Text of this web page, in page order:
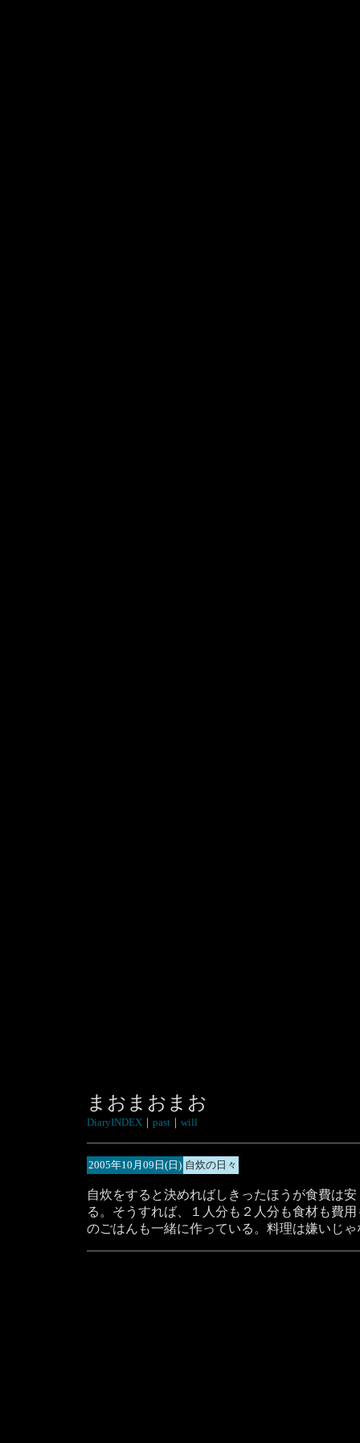
まおまおまお
DiaryINDEX｜ past｜ will
2005年10月09日(日) 自炊の日々
自炊をすると決めればしきったほうが食費は
る。そうすれば、１人分も２人分も食材も費
のごはんも一緒に作っている。料理は嫌いじゃ